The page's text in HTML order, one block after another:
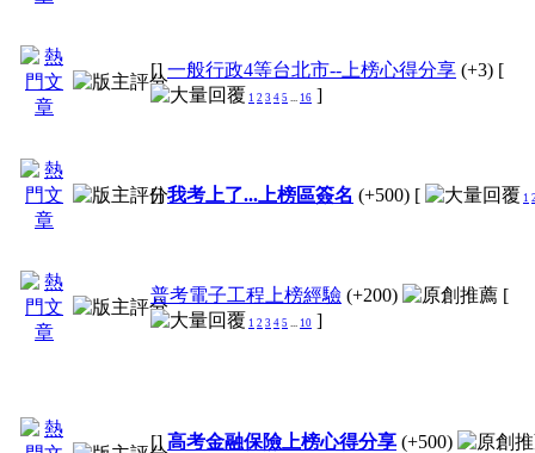
[] 一般行政4等台北市--上榜心得分享 (+3) [
1 2 3 4 5 ... 16 ]
[] 我考上了...上榜區簽名 (+500) [ 1
普考電子工程上榜經驗 (+200) [
1 2 3 4 5 ... 10 ]
[] 高考金融保險上榜心得分享 (+500)